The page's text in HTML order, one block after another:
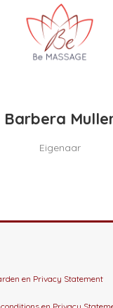
Barbera
Eigenaar
en Privacy Statement